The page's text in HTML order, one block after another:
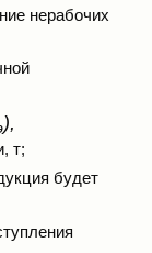
нерабочих
),
т;
будет